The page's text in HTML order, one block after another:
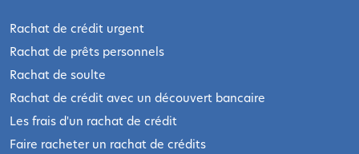
Rachat de crédit urgent
Rachat de prêts personnels
Rachat de soulte
Rachat de crédit avec un découvert bancaire
Les frais d'un rachat de crédit
Faire racheter un rachat de crédits